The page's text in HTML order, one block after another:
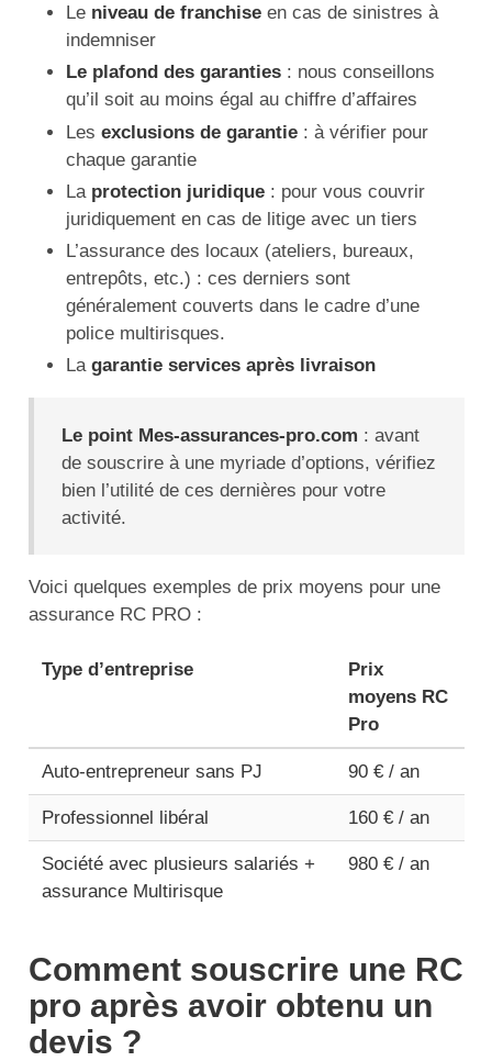
Le niveau de franchiseen cas de sinistres à
indemniser
Le plafond des garanties: nous conseillons
qu’il soit au moins égal au chiffre d’affaires
Les exclusions de garantie: à vérifier pour
chaque garantie
La protection juridique: pour vous couvrir
juridiquement en cas de litige avec un tiers
L’assurance des locaux (ateliers, bureaux,
entrepôts, etc.) : ces derniers sont
généralement couverts dans le cadre d’une
police multirisques.
La garantie services après livraison
Le point Mes-assurances-pro.com : avant
de souscrire à une myriade d’options, vérifiez
bien l’utilité de ces dernières pour votre
activité.
Voici quelques exemples de prix moyens pour une
assurance RC PRO :
Type d’entreprise
Prix
moyens RC
Pro
Auto-entrepreneur sans PJ 90 € / an
Professionnel libéral 160 € / an
Société avec plusieurs salariés +
assurance Multirisque
980 € / an
Comment souscrire une RC
pro après avoir obtenu un
devis ?